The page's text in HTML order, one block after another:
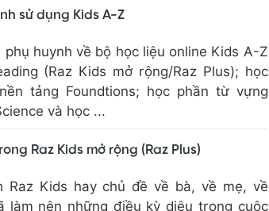
sử dụng Kids A-Z
huynh về bộ học liệu online Kids A-Z
(Raz Kids mở rộng/Raz Plus); học
tảng Foundtions; học phần từ vựng
và học ...
Raz Kids mở rộng (Raz Plus)
Raz Kids hay chủ đề về bà, về mẹ, về
làm nên những điều kỳ diệu trong cuộc